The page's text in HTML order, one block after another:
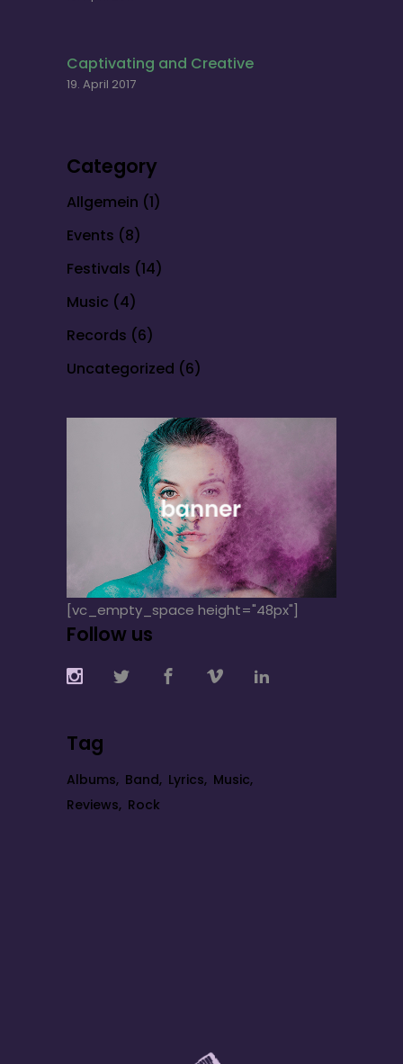
Captivating and Creative
19. April 2017
Category
Allgemein (1)
Events (8)
Festivals (14)
Music (4)
Records (6)
Uncategorized (6)
[vc_empty_space height="48px"]
Follow us
Tag
Albums Band Lyrics Music
Reviews Rock